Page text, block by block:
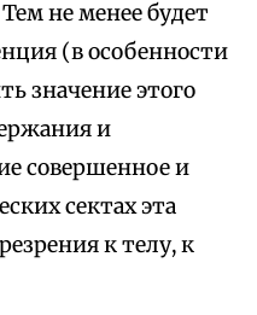
Тем не менее будет
(в особенности
значение этого
и
совершенное и
сектах эта
к телу, к